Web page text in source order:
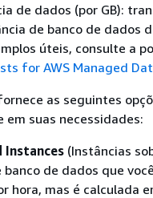
de dados (por GB):
de banco de dados
úteis, consulte a
for AWS Managed
as seguintes
em suas necessidades:
Instances (Instâncias
de dados que
hora, mas é calculada